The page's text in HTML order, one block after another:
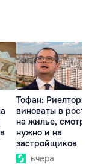
Тофан: Риелторы
виноваты в росте
на жилье,
нужно и на
застройщиков
вчера